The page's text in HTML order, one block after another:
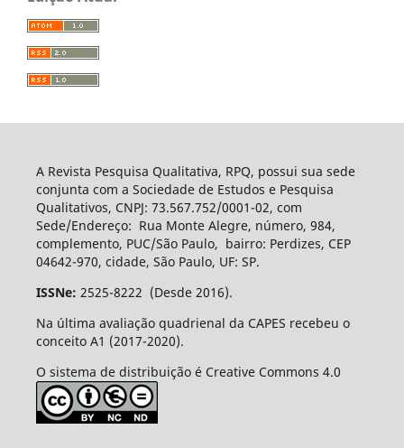
A Revista Pesquisa Qualitativa, RPQ, possui sua sede
conjunta com a Sociedade de Estudos e Pesquisa
Qualitativos, CNPJ: 73.567.752/0001-02, com
Sede/Endereço: Rua Monte Alegre, número, 984,
complemento, PUC/São Paulo, bairro: Perdizes, CEP
04642-970, cidade, São Paulo, UF: SP.
ISSNe: 2525-8222 (Desde 2016).
Na última avaliação quadrienal da CAPES recebeu o
conceito A1 (2017-2020).
O sistema de distribuição é Creative Commons 4.0